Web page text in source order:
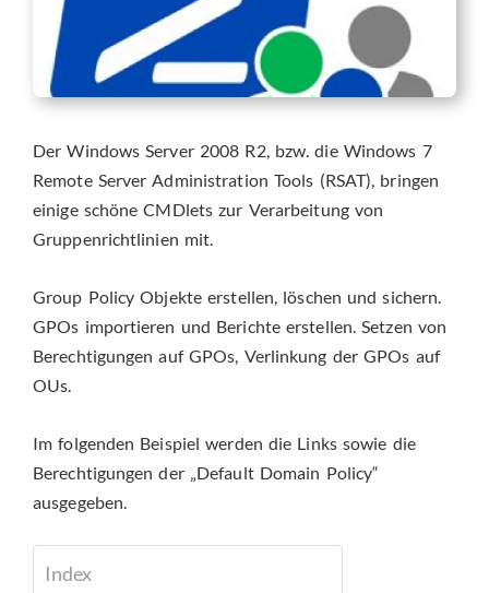
Der Windows Server 2008 R2, bzw. die Windows 7
Remote Server Administration Tools (RSAT), bringen
einige schöne CMDlets zur Verarbeitung von
Gruppenrichtlinien mit.
Group Policy Objekte erstellen, löschen und sichern.
GPOs importieren und Berichte erstellen. Setzen von
Berechtigungen auf GPOs, Verlinkung der GPOs auf
OUs.
Im folgenden Beispiel werden die Links sowie die
Berechtigungen der „Default Domain Policy“
ausgegeben.
Index